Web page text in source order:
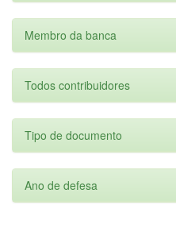
Membro da banca
Todos contribuidores
Tipo de documento
Ano de defesa